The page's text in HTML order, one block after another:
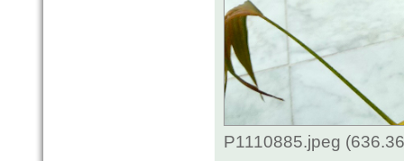
P1110885.jpeg